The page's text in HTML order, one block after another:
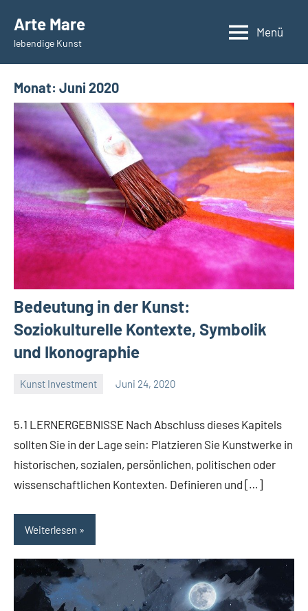
Inhalt
springen
Arte Mare
lebendige Kunst
Menü
Monat: Juni 2020
Bedeutung in der Kunst:
Soziokulturelle Kontexte, Symbolik
und Ikonographie
Kunst Investment Juni 24, 2020
5.1 LERNERGEBNISSE Nach Abschluss dieses Kapitels
sollten Sie in der Lage sein: Platzieren Sie Kunstwerke in
historischen, sozialen, persönlichen, politischen oder
wissenschaftlichen Kontexten. Definieren und […]
Weiterlesen